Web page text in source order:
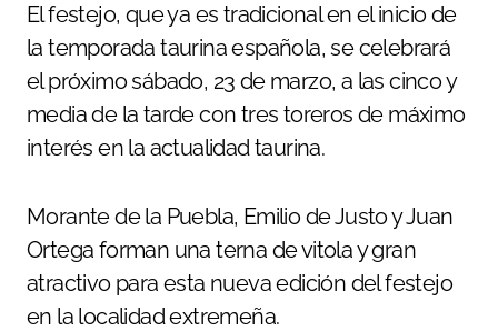
El festejo, que ya es tradicional en el inicio de
la temporada taurina española, se celebrará
el próximo sábado, 23 de marzo, a las cinco y
media de la tarde con tres toreros de máximo
interés en la actualidad taurina.
Morante de la Puebla, Emilio de Justo y Juan
Ortega forman una terna de vitola y gran
atractivo para esta nueva edición del festejo
en la localidad extremeña.